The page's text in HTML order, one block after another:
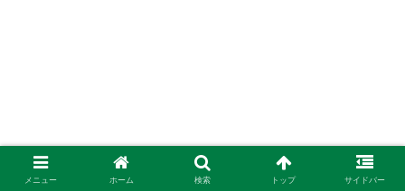
メニュー ホーム 検索 トップ サイドバー